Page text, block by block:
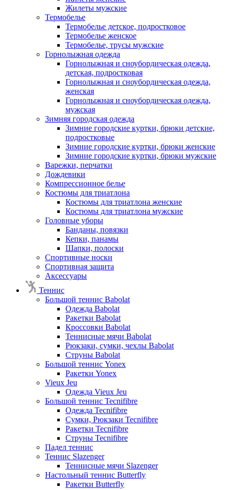
Жилеты мужские
Термобелье
Термобелье детское, подростковое
Термобелье женское
Термобелье, трусы мужские
Горнолыжная одежда
Горнолыжная и сноубордическая одежда,
детская, подростковая
Горнолыжная и сноубордическая одежда,
женская
Горнолыжная и сноубордическая одежда,
мужская
Зимняя городская одежда
Зимние городские куртки, брюки детские,
подростковые
Зимние городские куртки, брюки женские
Зимние городские куртки, брюки мужские
Варежки, перчатки
Дождевики
Компрессионное белье
Костюмы для триатлона
Костюмы для триатлона женские
Костюмы для триатлона мужские
Головные уборы
Банданы, повязки
Кепки, панамы
Шапки, полоски
Спортивные носки
Спортивная защита
Аксессуары
Теннис
Большой теннис Babolat
Одежда Babolat
Ракетки Babolat
Кроссовки Babolat
Теннисные мячи Babolat
Рюкзаки, сумки, чехлы Babolat
Струны Babolat
Большой теннис Yonex
Ракетки Yonex
Vieux Jeu
Одежда Vieux Jeu
Большой теннис Tecnifibre
Одежда Tecnifibre
Сумки, Рюкзаки Tecnifibre
Ракетки Tecnifibre
Струны Tecnifibre
Падел теннис
Теннис Slazenger
Теннисные мячи Slazenger
Настольный теннис Butterfly
Ракетки Butterfly